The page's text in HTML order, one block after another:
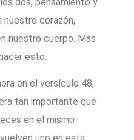
nuestro corazón,
nuestro cuerpo. Más
esto.
en el versículo 48,
tan importante que
en el mismo